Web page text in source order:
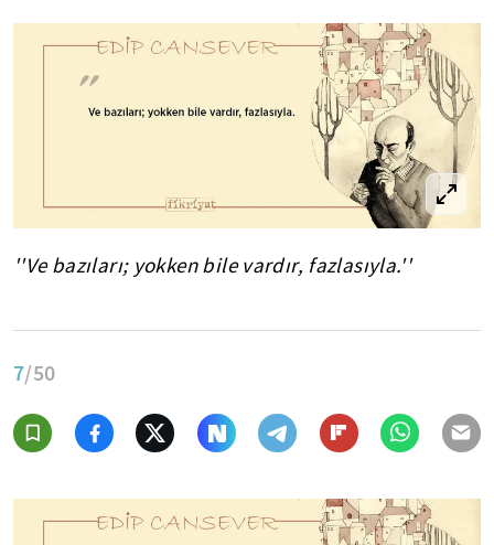
''Ve bazıları; yokken bile vardır, fazlasıyla.''
7/50